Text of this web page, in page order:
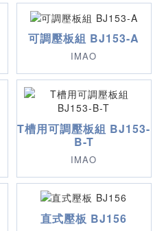
可調壓板組 BJ153-A
IMAO
T槽用可調壓板組 BJ153-
B-T
IMAO
直式壓板 BJ156